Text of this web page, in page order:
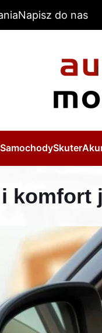
Napisz do nas
SamochodySkuter
komfort